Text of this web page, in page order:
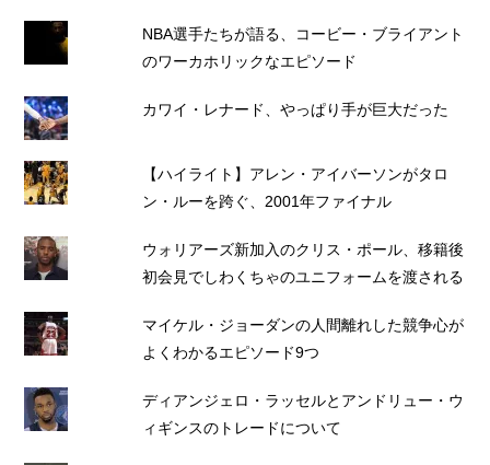
NBA選手たちが語る、コービー・ブライアント
のワーカホリックなエピソード
カワイ・レナード、やっぱり手が巨大だった
【ハイライト】アレン・アイバーソンがタロ
ン・ルーを跨ぐ、2001年ファイナル
ウォリアーズ新加入のクリス・ポール、移籍後
初会見でしわくちゃのユニフォームを渡される
マイケル・ジョーダンの人間離れした競争心が
よくわかるエピソード9つ
ディアンジェロ・ラッセルとアンドリュー・ウ
ィギンスのトレードについて